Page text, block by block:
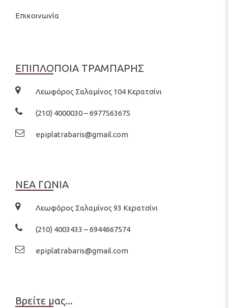
Επικοινωνία
ΕΠΙΠΛΟΠΟΙΑ ΤΡΑΜΠΑΡΗΣ
Λεωφόρος Σαλαμίνος 104 Κερατσίνι
(210) 4000030 – 6977563675
epiplatrabaris@gmail.com
ΝΕΑ ΓΩΝΙΑ
Λεωφόρος Σαλαμίνος 93 Κερατσίνι
(210) 4003433 – 6944667574
epiplatrabaris@gmail.com
Βρείτε μας...